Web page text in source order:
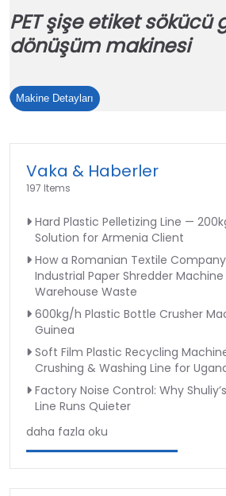
PET şişe etiket sökücü
dönüşüm makinesi
Makine Detayları PET
geri
Vaka & Haberler
197 Items
Hard Plastic Pelletizing Line —
Solution for Armenia Client
How a Romanian Textile
Industrial Paper Shredder
Warehouse Waste
600kg/h Plastic Bottle Crusher
Guinea
Soft Film Plastic Recycling
Crushing & Washing Line for
Factory Noise Control: Why
Line Runs Quieter
daha fazla oku